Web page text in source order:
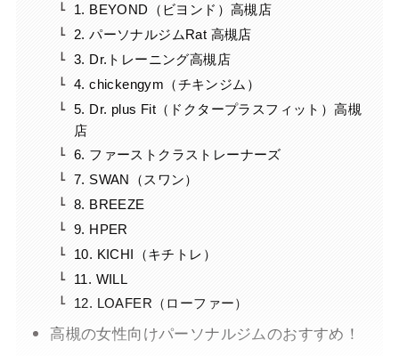
1. BEYOND（ビヨンド）高槻店
2. パーソナルジムRat 高槻店
3. Dr.トレーニング高槻店
4. chickengym（チキンジム）
5. Dr. plus Fit（ドクタープラスフィット）高槻
店
6. ファーストクラストレーナーズ
7. SWAN（スワン）
8. BREEZE
9. HPER
10. KICHI（キチトレ）
11. WILL
12. LOAFER（ローファー）
高槻の女性向けパーソナルジムのおすすめ！